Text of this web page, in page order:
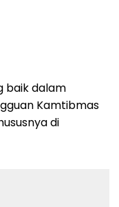
baik dalam
Kamtibmas
di